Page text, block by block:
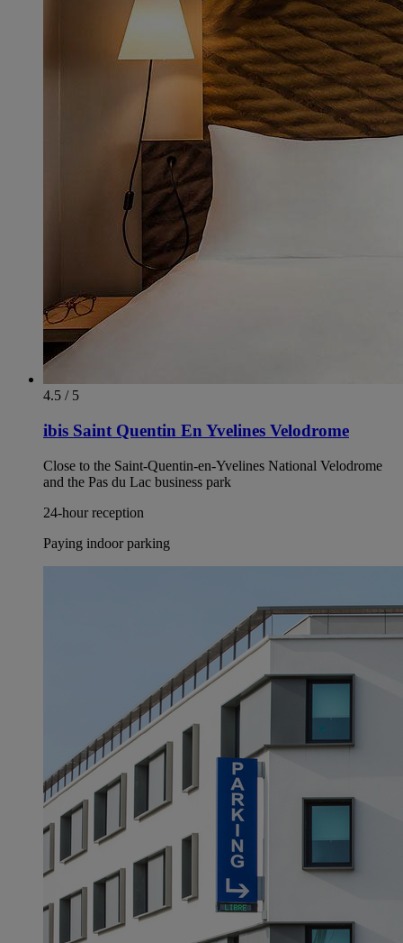
4.5 / 5
ibis Saint Quentin En Yvelines Velodrome
Close to the Saint-Quentin-en-Yvelines National Velodrome
and the Pas du Lac business park
24-hour reception
Paying indoor parking